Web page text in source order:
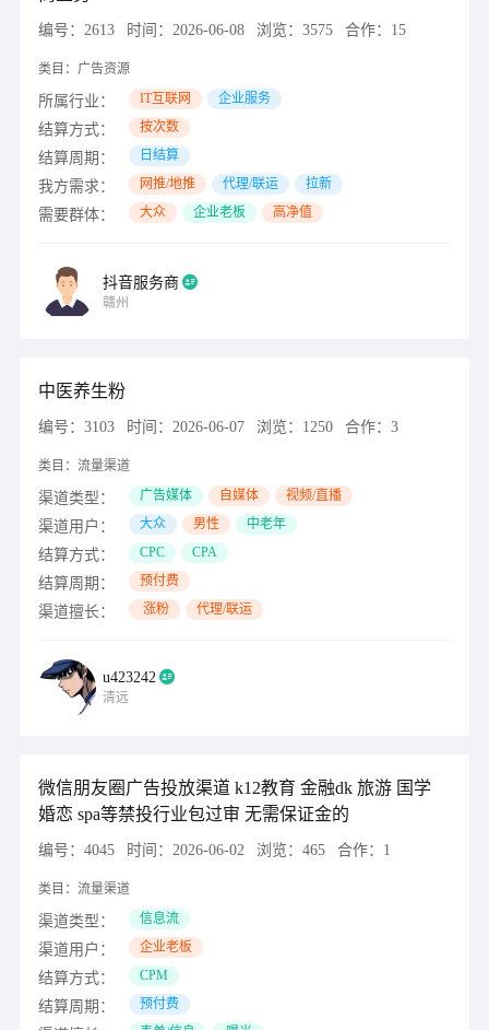
编号： 2613 时间： 2026-06-08 浏览： 3575 合作： 15
类目： 广告资源
所属行业： IT互联网 企业服务
结算方式： 按次数
结算周期： 日结算
我方需求： 网推/地推 代理/联运 拉新
需要群体： 大众 企业老板 高净值
抖音服务商
赣州
中医养生粉
编号： 3103 时间： 2026-06-07 浏览： 1250 合作： 3
类目： 流量渠道
渠道类型： 广告媒体 自媒体 视频/直播
渠道用户： 大众 男性 中老年
结算方式： CPC CPA
结算周期： 预付费
渠道擅长： 涨粉 代理/联运
u423242
清远
微信朋友圈广告投放渠道 k12教育 金融dk 旅游 国学
婚恋 spa等禁投行业包过审 无需保证金的
编号： 4045 时间： 2026-06-02 浏览： 465 合作： 1
类目： 流量渠道
渠道类型： 信息流
渠道用户： 企业老板
结算方式： CPM
结算周期： 预付费